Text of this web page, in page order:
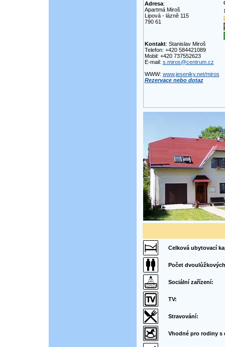
Adresa:
Apartmá Miroš
Lipová - lázně 115
790 61
Kontakt: Stanislav Miroš
Telefon: +420 584421089
Mobil: +420 737552623
E-mail: s.miros@centrum.cz
WWW: www.jeseniky.net/miros
Rezervace nebo dotaz
Celková ubytovací
Počet
Sociální zařízení:
TV:
Stravování:
Vhodné pro rodiny s